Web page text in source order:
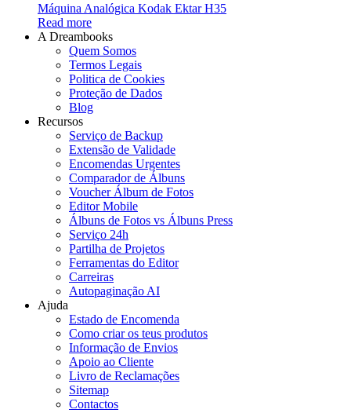
Máquina Analógica Kodak Ektar H35
Read more
A Dreambooks
Quem Somos
Termos Legais
Politica de Cookies
Proteção de Dados
Blog
Recursos
Serviço de Backup
Extensão de Validade
Encomendas Urgentes
Comparador de Álbuns
Voucher Álbum de Fotos
Editor Mobile
Álbuns de Fotos vs Álbuns Press
Serviço 24h
Partilha de Projetos
Ferramentas do Editor
Carreiras
Autopaginação AI
Ajuda
Estado de Encomenda
Como criar os teus produtos
Informação de Envios
Apoio ao Cliente
Livro de Reclamações
Sitemap
Contactos